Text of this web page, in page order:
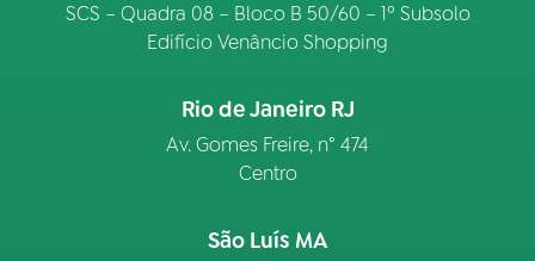
SCS – Quadra 08 – Bloco B 50/60 – 1º Subsolo
Edifício Venâncio Shopping
Rio de Janeiro RJ
Av. Gomes Freire, n° 474
Centro
São Luís MA